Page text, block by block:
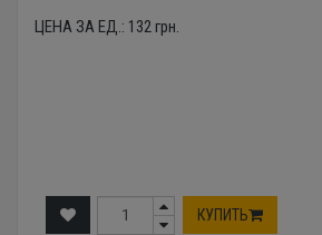
ЦЕНА ЗА ЕД.: 132грн.
КУПИТЬ